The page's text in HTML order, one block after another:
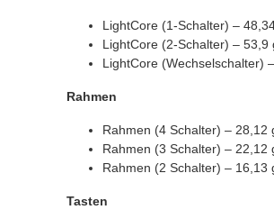
LightCore (1-Schalter) –
LightCore (2-Schalter) – 53,9
LightCore (Wechselschalter)
Rahmen
Rahmen (4 Schalter) – 28,12
Rahmen (3 Schalter) – 22,12
Rahmen (2 Schalter) – 16,13
Tasten